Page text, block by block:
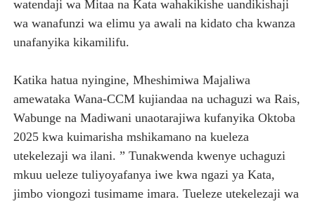
watendaji wa Mitaa na Kata wahakikishe uandikishaji
wa wanafunzi wa elimu ya awali na kidato cha kwanza
unafanyika kikamilifu.
Katika hatua nyingine, Mheshimiwa Majaliwa
amewataka Wana-CCM kujiandaa na uchaguzi wa Rais,
Wabunge na Madiwani unaotarajiwa kufanyika Oktoba
2025 kwa kuimarisha mshikamano na kueleza
utekelezaji wa ilani. ” Tunakwenda kwenye uchaguzi
mkuu ueleze tuliyoyafanya iwe kwa ngazi ya Kata,
jimbo viongozi tusimame imara. Tueleze utekelezaji wa